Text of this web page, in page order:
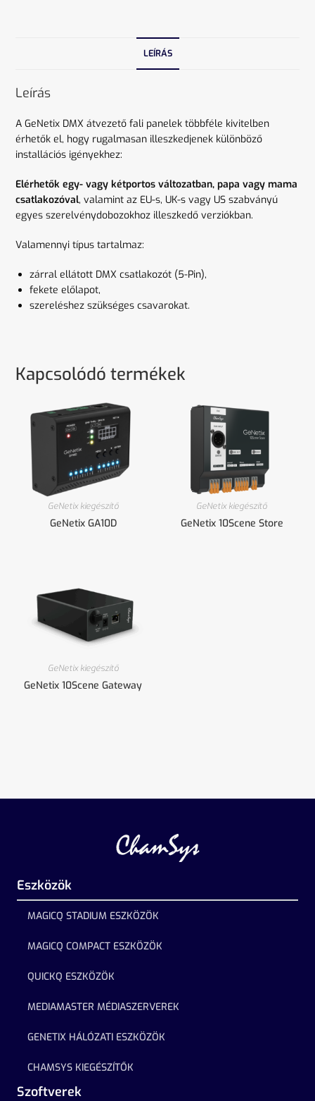
LEÍRÁS
Leírás
A GeNetix DMX átvezető fali panelek többféle kivitelben
érhetők el, hogy rugalmasan illeszkedjenek különböző
installációs igényekhez:
Elérhetők egy- vagy kétportos változatban, papa vagy mama
csatlakozóval, valamint az EU-s, UK-s vagy US szabványú
egyes szerelvénydobozokhoz illeszkedő verziókban.
Valamennyi típus tartalmaz:
zárral ellátott DMX csatlakozót (5-Pin),
fekete előlapot,
szereléshez szükséges csavarokat.
Kapcsolódó termékek
GeNetix kiegészítő
GeNetix GA10D
GeNetix kiegészítő
GeNetix 10Scene Store
GeNetix kiegészítő
GeNetix 10Scene Gateway
Eszközök
MAGICQ STADIUM ESZKÖZÖK
MAGICQ COMPACT ESZKÖZÖK
QUICKQ ESZKÖZÖK
MEDIAMASTER MÉDIASZERVEREK
GENETIX HÁLÓZATI ESZKÖZÖK
CHAMSYS KIEGÉSZÍTŐK
Szoftverek